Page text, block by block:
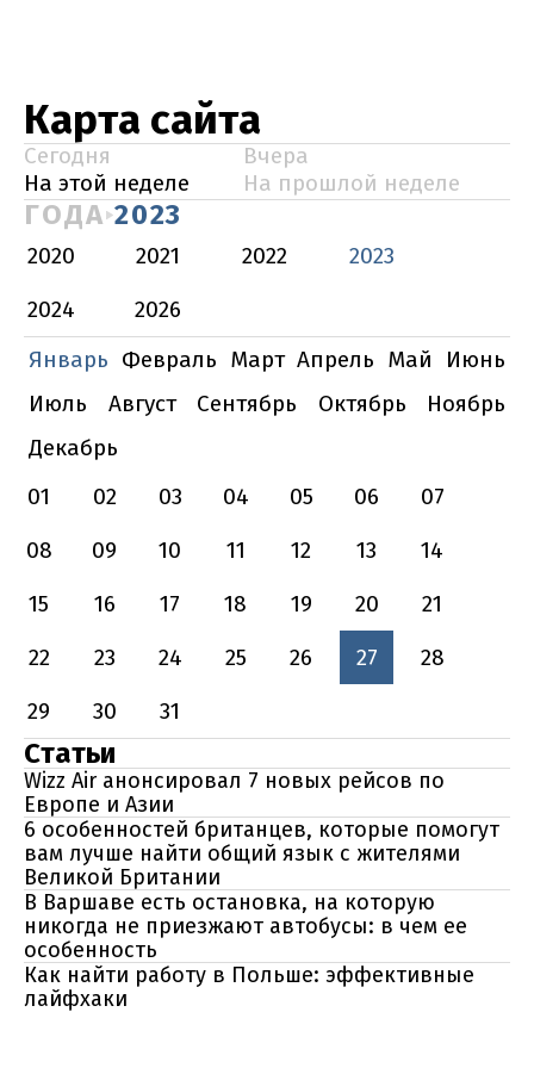
Карта сайта
Сегодня
Вчера
На этой неделе
На прошлой неделе
ГОДА 2023
2020 2021 2022
2023
2024
2026
Январь Февраль Март Апрель Май
Июнь
Июль
Август Сентябрь Октябрь
Ноябрь
Декабрь
01
02 03 04 05 06
07
08
09 10 11 12 13
14
15
16 17 18 19 20
21
22
23 24 25 26 27
28
29
30 31
Статьи
Wizz Air анонсировал 7 новых рейсов по
Европе и Азии
6 особенностей британцев, которые помогут
вам лучше найти общий язык с жителями
Великой Британии
В Варшаве есть остановка, на которую
никогда не приезжают автобусы: в чем ее
особенность
Как найти работу в Польше: эффективные
лайфхаки